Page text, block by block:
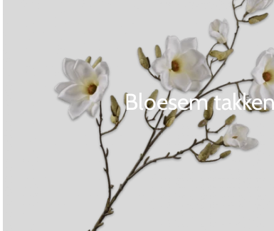
Bloesem